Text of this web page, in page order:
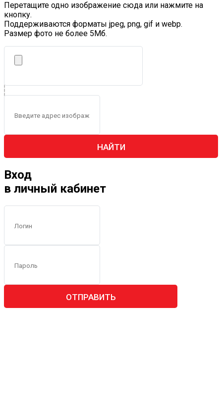
Перетащите одно изображение сюда или нажмите на
кнопку.
Поддерживаются форматы jpeg, png, gif и webp.
Размер фото не более 5Mб.
НАЙТИ
Вход
в личный кабинет
ОТПРАВИТЬ